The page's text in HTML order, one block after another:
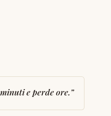
e perde ore.”